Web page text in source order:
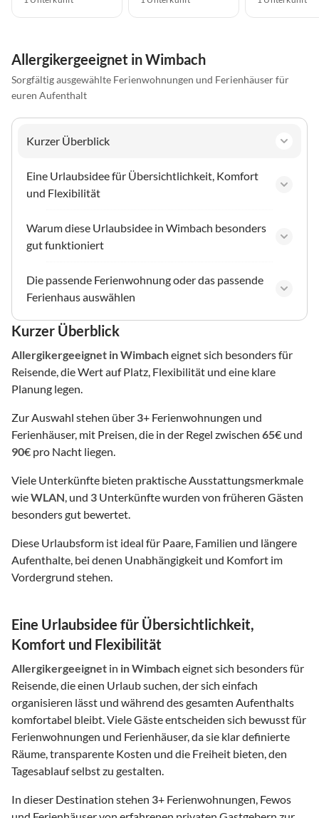
Allergikergeeignet in Wimbach
Sorgfältig ausgewählte Ferienwohnungen und Ferienhäuser für
euren Aufenthalt
Kurzer Überblick
Eine Urlaubsidee für Übersichtlichkeit, Komfort
und Flexibilität
Warum diese Urlaubsidee in Wimbach besonders
gut funktioniert
Die passende Ferienwohnung oder das passende
Ferienhaus auswählen
Kurzer Überblick
Allergikergeeignet in Wimbacheignet sich besonders für
Reisende, die Wert auf Platz, Flexibilität und eine klare
Planung legen.
Zur Auswahl stehen über 3+ Ferienwohnungen und
Ferienhäuser, mit Preisen, die in der Regel zwischen 65€ und
90€ pro Nacht liegen.
Viele Unterkünfte bieten praktische Ausstattungsmerkmale
wieWLAN, und 3 Unterkünfte wurden von früheren Gästen
besonders gut bewertet.
Diese Urlaubsform ist ideal für Paare, Familien und längere
Aufenthalte, bei denen Unabhängigkeit und Komfort im
Vordergrund stehen.
Eine Urlaubsidee für Übersichtlichkeit,
Komfort und Flexibilität
Allergikergeeignet in in Wimbacheignet sich besonders für
Reisende, die einen Urlaub suchen, der sich einfach
organisieren lässt und während des gesamten Aufenthalts
komfortabel bleibt. Viele Gäste entscheiden sich bewusst für
Ferienwohnungen und Ferienhäuser, da sie klar definierte
Räume, transparente Kosten und die Freiheit bieten, den
Tagesablauf selbst zu gestalten.
In dieser Destination stehen 3+ Ferienwohnungen, Fewos